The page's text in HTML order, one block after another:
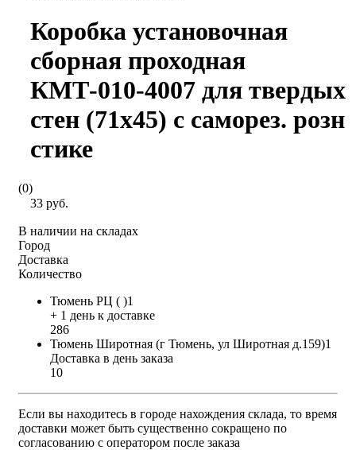
Коробка установочная
сборная проходная
КМТ-010-4007 для твердых
стен (71х45) с саморез. розн
стике
(0)
33 руб.
В наличии на складах
Город
Доставка
Количество
Тюмень РЦ ( )1
+ 1 день к доставке
286
Тюмень Широтная (г Тюмень, ул Широтная д.159)1
Доставка в день заказа
10
Если вы находитесь в городе нахождения склада, то время
доставки может быть существенно сокращено по
согласованию с оператором после заказа